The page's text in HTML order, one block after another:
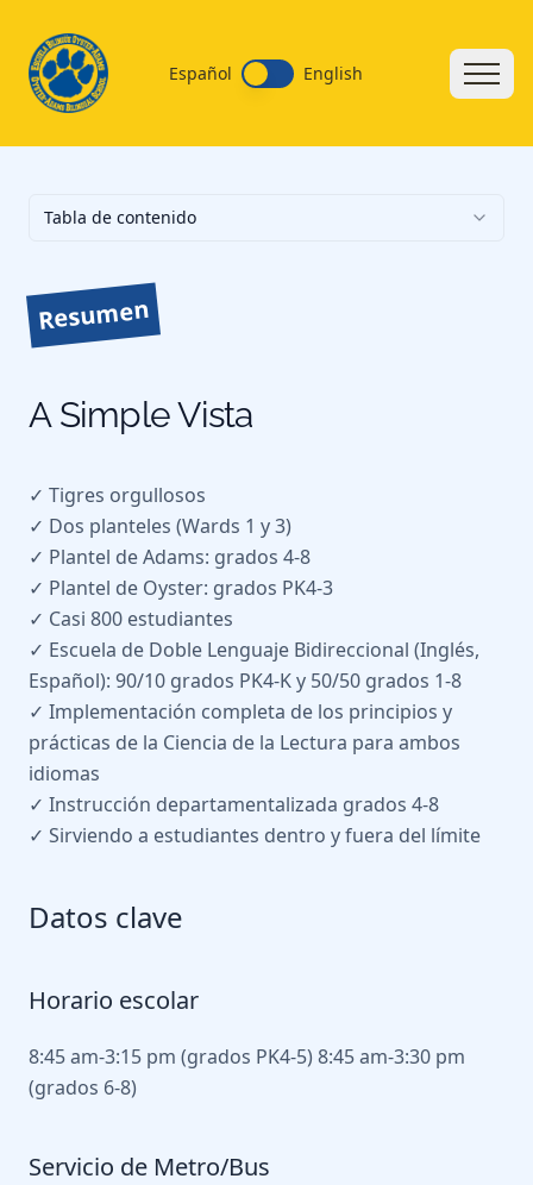
Español English
Tabla de contenido
Resumen
A Simple Vista
✓ Tigres orgullosos
✓ Dos planteles (Wards 1 y 3)
✓ Plantel de Adams: grados 4-8
✓ Plantel de Oyster: grados PK4-3
✓ Casi 800 estudiantes
✓ Escuela de Doble Lenguaje Bidireccional (Inglés,
Español): 90/10 grados PK4-K y 50/50 grados 1-8
✓ Implementación completa de los principios y
prácticas de la Ciencia de la Lectura para ambos
idiomas
✓ Instrucción departamentalizada grados 4-8
✓ Sirviendo a estudiantes dentro y fuera del límite
Datos clave
Horario escolar
8:45 am-3:15 pm (grados PK4-5) 8:45 am-3:30 pm
(grados 6-8)
Servicio de Metro/Bus